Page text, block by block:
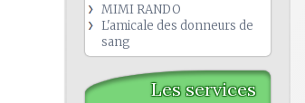
MIMI RANDO
L'amicale des donneurs de
sang
Les services